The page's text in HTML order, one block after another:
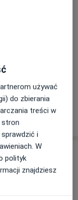
używać
do zbierania
treści w
stron
i
W
polityk
znajdziesz